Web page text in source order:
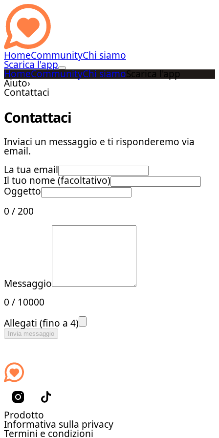
HomeCommunityChi siamo
Scarica l'app
HomeCommunityChi siamoScarica l'app
Aiuto›
Contattaci
Contattaci
Inviaci un messaggio e ti risponderemo via
email.
La tua email
Il tuo nome (facoltativo)
Oggetto
0 / 200
Messaggio
0 / 10000
Allegati (fino a 4)
Invia messaggio
Prodotto
Informativa sulla privacy
Termini e condizioni